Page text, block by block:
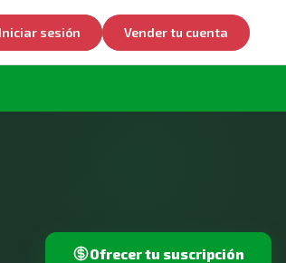
Iniciar sesión Vender tu cuenta
Ofrecer tu suscripción